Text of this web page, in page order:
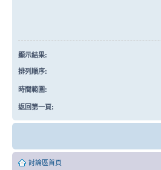
顯示結果:
排列順序:
時間範圍:
返回第一頁:
討論區首頁